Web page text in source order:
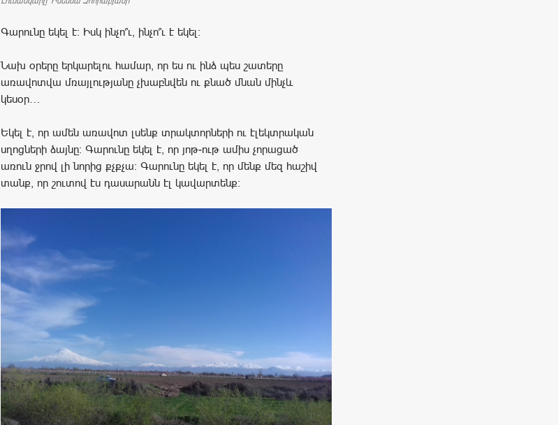
Գարունը եկել է: Իսկ ինչո՞ւ, ինչո՞ւ է եկել:
Նախ օրերը երկարելու համար, որ ես ու ինձ պես շատերը
առավոտվա մռայլությանը չխաբնվեն ու քնած մնան մինչև
կեսօր…
Եկել է, որ ամեն առավոտ լսենք տրակտորների ու էլեկտրական
սղոցների ձայնը: Գարունը եկել է, որ յոթ-ութ ամիս չորացած
առուն ջրով լի նորից քչքչա: Գարունը եկել է, որ մենք մեզ հաշիվ
տանք, որ շուտով էս դասարանն էլ կավարտենք: